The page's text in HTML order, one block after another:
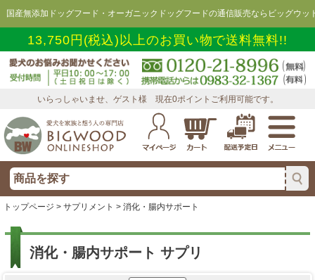
国産無添加ドッグフード・オーガニックドッグフードの通信販売ならビッグウッ
13,750円(税込)以上のお買い物で送料無料!!
いらっしゃいませ、ゲスト様 現在0ポイントご利用可能です。
トップページ > サプリメント > 消化・腸内サポート
消化・腸内サポート サプリ